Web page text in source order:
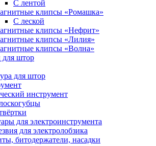
С лентой
клипсы «Ромашка»
С леской
клипсы «Нефрит»
клипсы «Лилия»
клипсы «Волна»
для штор
для штор
инструмент
для электроинструмента
для электролобзика
битодержатели, насадки